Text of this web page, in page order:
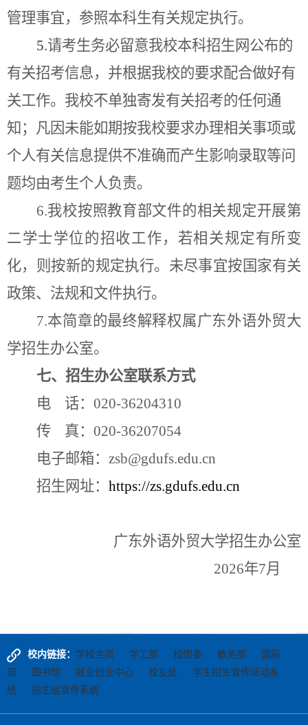
管理事宜，参照本科生有关规定执行。
5.请考生务必留意我校本科招生网公布的
有关招考信息，并根据我校的要求配合做好有
关工作。 我校不单独寄发有关招考的任何通
知；凡因未能如期按我校要求办理相关事项或
个人有关信息提供不准确而产生影响录取等问
题均由考生个人负责。
6.我校按照教育部文件的相关规定开展第
二学士学位的招收工作，若相关规定有所变
化，则按新的规定执行。未尽事宜按国家有关
政策、法规和文件执行。
7.本简章的最终解释权属广东外语外贸大
学招生办公室。
七、招生办公室联系方式
电
话：020-36204310
传
真：020-36207054
电子邮箱：zsb@gdufs.edu.cn
招生网址： https://zs.gdufs.edu.cn
广东外语外贸大学招生办公室
2026年7月
校内链接： 学校主页 学工部 校团委 教务部
国际
部
图书馆 就业创业中心 校友处
学生招生宣传活动系
统
招生组宣传系统